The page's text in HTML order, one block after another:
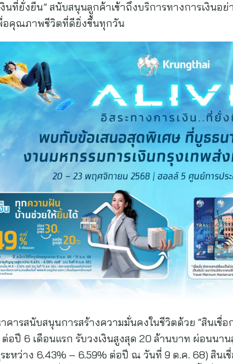
นที่ยั่งยืน” สนับสนุนลูกค้าเข้าถึงบริการทางการเงินอ
อคุณภาพชีวิตที่ดียิ่งขึ้นทุกวัน
คารสนับสนุนการสร้างความมั่นคงในชีวิตด้วย “สินเชื่
ต่อปี 6 เดือนแรก รับวงเงินสูงสุด 20 ล้านบาท ผ่อนนา
หว่าง 6.43% – 6.59% ต่อปี ณ วันที่ 9 ต.ค. 68) สินเ